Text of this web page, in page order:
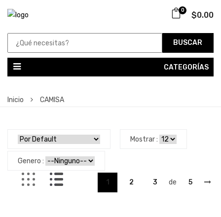
$0.00
0
BUSCAR
CATEGORÍAS
Inicio CAMISA
Mostrar :
Genero :
1 2 3 de 5